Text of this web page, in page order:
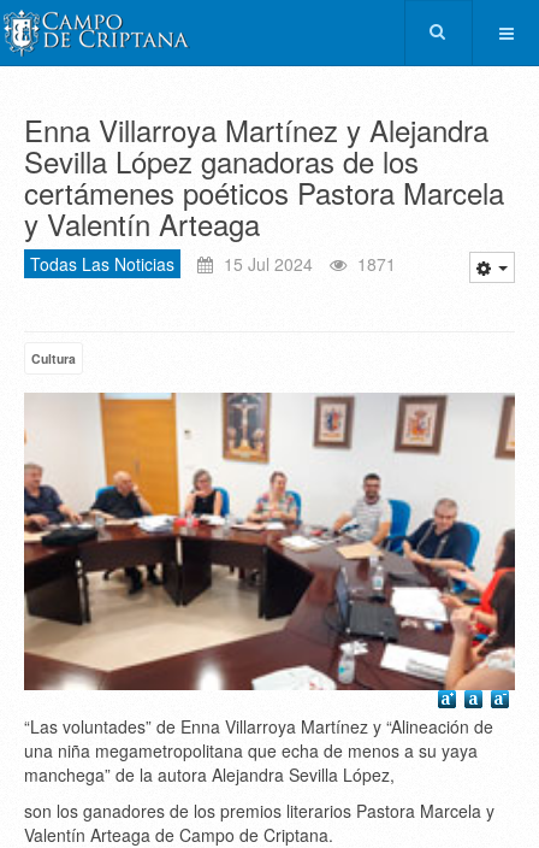
Enna Villarroya Martínez y Alejandra
Sevilla López ganadoras de los
certámenes poéticos Pastora Marcela
y Valentín Arteaga
Todas Las Noticias 15 Jul 2024 1871
Cultura
“Las voluntades” de Enna Villarroya Martínez y “Alineación de
una niña megametropolitana que echa de menos a su yaya
manchega” de la autora Alejandra Sevilla López,
son los ganadores de los premios literarios Pastora Marcela y
Valentín Arteaga de Campo de Criptana.